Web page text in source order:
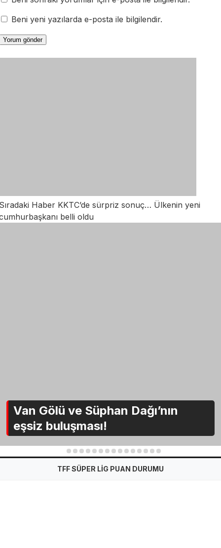
Beni yeni yazılarda e-posta ile bilgilendir.
Haber KKTC’de sürpriz sonuç… Ülkenin yeni
belli oldu
Van Gölü ve Süphan Dağı’nın
eşsiz buluşması!
2 3 4 5 6 7 8 9 10 11 12 13 14 15
TFF SÜPER LİG PUAN DURUMU